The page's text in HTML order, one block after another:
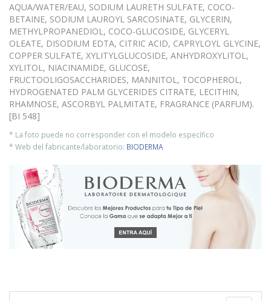
AQUA/WATER/EAU, SODIUM LAURETH SULFATE, COCO-
BETAINE, SODIUM LAUROYL SARCOSINATE, GLYCERIN,
METHYLPROPANEDIOL, COCO-GLUCOSIDE, GLYCERYL
OLEATE, DISODIUM EDTA, CITRIC ACID, CAPRYLOYL GLYCINE,
COPPER SULFATE, XYLITYLGLUCOSIDE, ANHYDROXYLITOL,
XYLITOL, NIACINAMIDE, GLUCOSE,
FRUCTOOLIGOSACCHARIDES, MANNITOL, TOCOPHEROL,
HYDROGENATED PALM GLYCERIDES CITRATE, LECITHIN,
RHAMNOSE, ASCORBYL PALMITATE, FRAGRANCE (PARFUM).
[BI 548]
* La foto puede no corresponder con el modelo específico
* Web del fabricante/laboratorio: BIODERMA